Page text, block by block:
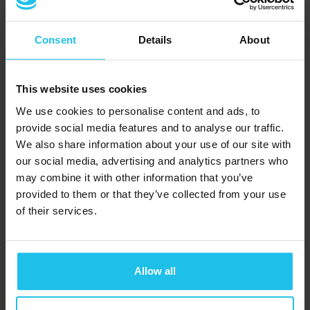
Consent Details About
This website uses cookies
We use cookies to personalise content and ads, to
provide social media features and to analyse our traffic.
We also share information about your use of our site with
our social media, advertising and analytics partners who
may combine it with other information that you’ve
provided to them or that they’ve collected from your use
of their services.
Allow all
Margret hadde en alvorlig ulykke på Island
i 1995, hvor helsen hennes ble dårligere enn
noen lege kunne hjelpe henne med – det
med lite bedring, møtte Margret i 2005 en
terapaut på Island som introduserte henne
for SCIO biofeedback-teknologien. Etter
noen måneder med hennes behandling,
endret livet hennes seg, og hun fant veien
til sin egen helbredelse.
med teknologien vår, og bistod med kurs